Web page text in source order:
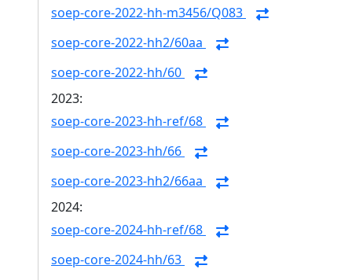
soep-core-2022-hh-m3456/Q083
soep-core-2022-hh2/60aa
soep-core-2022-hh/60
2023:
soep-core-2023-hh-ref/68
soep-core-2023-hh/66
soep-core-2023-hh2/66aa
2024:
soep-core-2024-hh-ref/68
soep-core-2024-hh/63